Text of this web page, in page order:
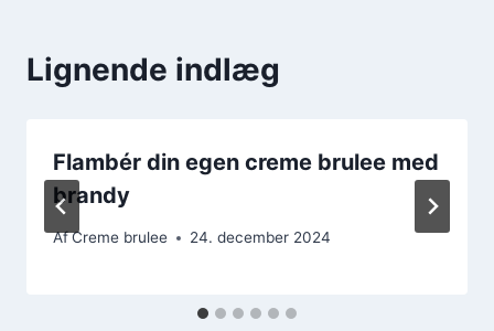
Lignende indlæg
Flambér din egen creme brulee med
brandy
AfCreme brulee 24. december 2024